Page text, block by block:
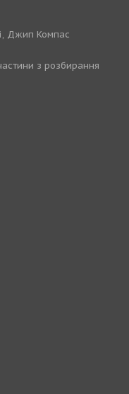
Джип Компас
з розбирання